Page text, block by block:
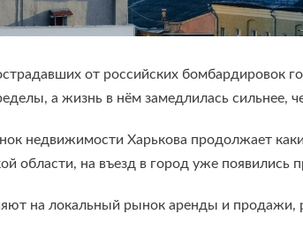
от российских бомбардировок
а жизнь в нём замедлилась сильнее,
недвижимости Харькова продолжает
области, на въезд в город уже
на локальный рынок аренды и продажи,